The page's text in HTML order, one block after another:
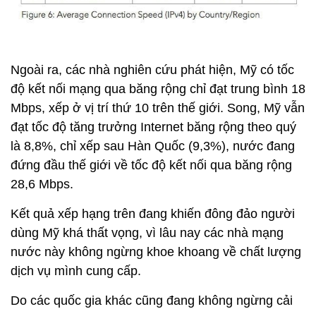
Ngoài ra, các nhà nghiên cứu phát hiện, Mỹ có tốc
độ kết nối mạng qua băng rộng chỉ đạt trung bình 18
Mbps, xếp ở vị trí thứ 10 trên thế giới. Song, Mỹ vẫn
đạt tốc độ tăng trưởng Internet băng rộng theo quý
là 8,8%, chỉ xếp sau Hàn Quốc (9,3%), nước đang
đứng đầu thế giới về tốc độ kết nối qua băng rộng
28,6 Mbps.
Kết quả xếp hạng trên đang khiến đông đảo người
dùng Mỹ khá thất vọng, vì lâu nay các nhà mạng
nước này không ngừng khoe khoang về chất lượng
dịch vụ mình cung cấp.
Do các quốc gia khác cũng đang không ngừng cải